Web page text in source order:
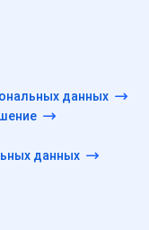
данных
данных